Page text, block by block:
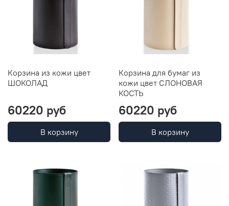
Корзина из кожи цвет
ШОКОЛАД
60220 руб
В корзину
Корзина для бумаг из
кожи цвет СЛОНОВАЯ
КОСТЬ
60220 руб
В корзину